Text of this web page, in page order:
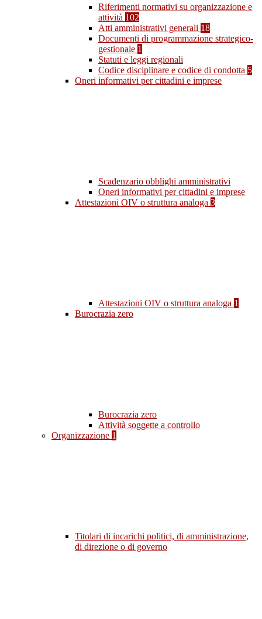
Riferimenti normativi su organizzazione e
attività 102
Atti amministrativi generali 18
Documenti di programmazione strategico-
gestionale 1
Statuti e leggi regionali
Codice disciplinare e codice di condotta 5
Oneri informativi per cittadini e imprese
Scadenzario obblighi amministrativi
Oneri informativi per cittadini e imprese
Attestazioni OIV o struttura analoga 3
Attestazioni OIV o struttura analoga 1
Burocrazia zero
Burocrazia zero
Attività soggette a controllo
Organizzazione 1
Titolari di incarichi politici, di amministrazione,
di direzione o di governo